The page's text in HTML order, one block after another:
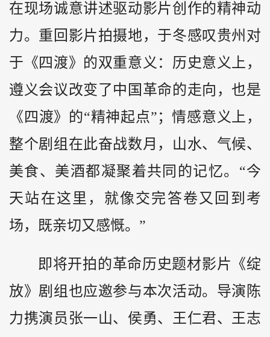
在现场诚意讲述驱动影片创作的精神动
力。重回影片拍摄地，于冬感叹贵州 对
于《四渡》的双重意义：历史意义上，
遵义会议改变了中国革命的走向，也是
《四渡》的“精神起点”；情感意义上，
整个剧组在此奋战数月，山水、气候、
美食、美酒都凝聚着共同的记忆。“今
天站在这里，就像交完答卷又回到考
场，既亲切又感慨。”
即将开拍的革命历史题材影片《绽
放》剧组也应邀参与本次活动。导演陈
力携演员张一山、侯勇、王仁君、王志